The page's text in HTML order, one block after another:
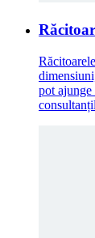
pot ajunge